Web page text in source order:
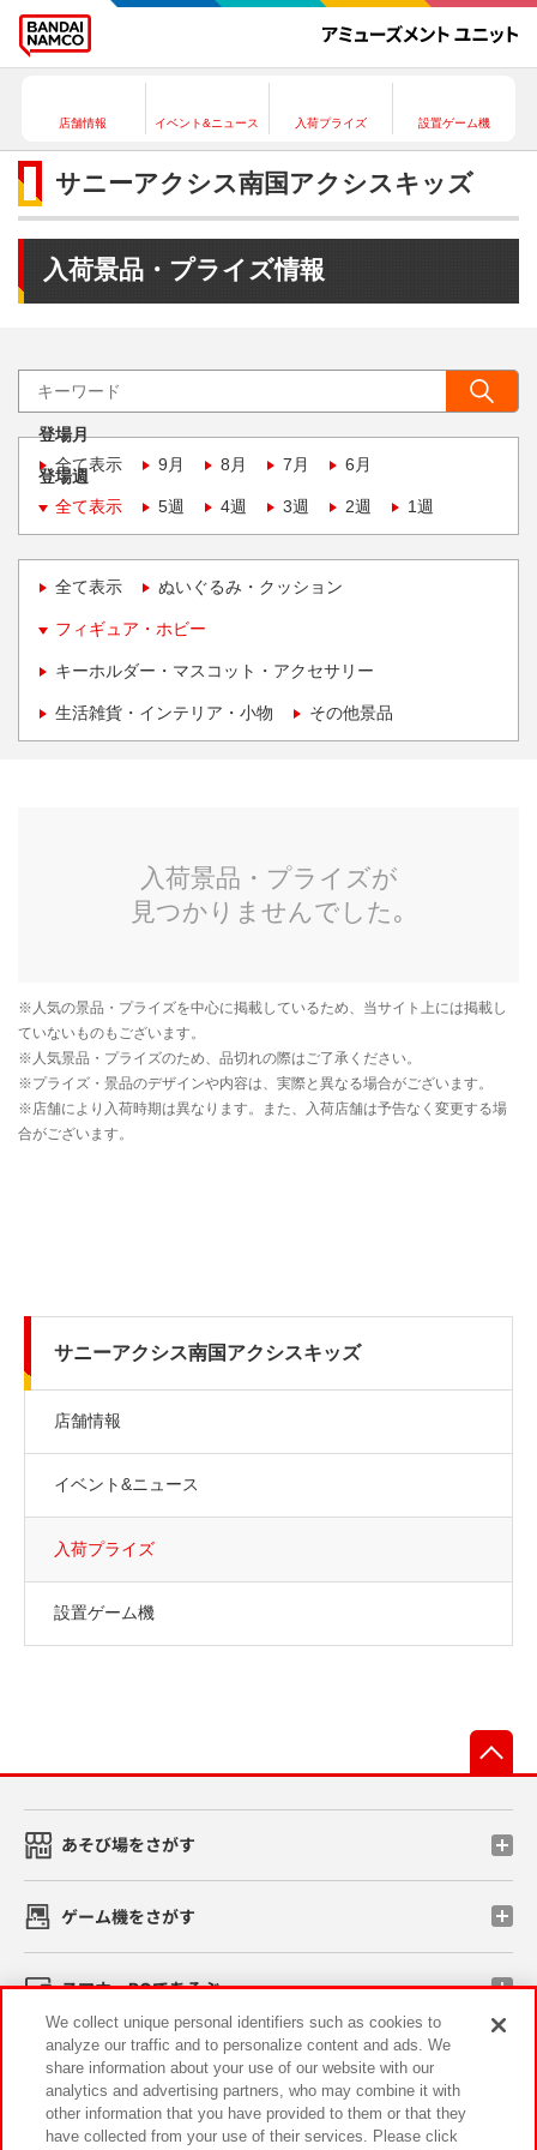
店舗情報 イベント&ニュース 入荷プライズ 設置ゲーム機
サニーアクシス南国アクシスキッズ
入荷景品・プライズ情報
登場月
全て表示
9月 8月 7月 6月
登場週
全て表示
5週 4週 3週 2週 1週
全て表示 ぬいぐるみ・クッション
フィギュア・ホビー
キーホルダー・マスコット・アクセサリー
生活雑貨・インテリア・小物 その他景品
サニーアクシス南国アクシスキッズ
店舗情報
イベント&ニュース
入荷プライズ
設置ゲーム機
あそび場をさがす
ゲーム機をさがす
スマホ・PCであそぶ
イベント・キャンペーン
We collect unique personal identifiers such as cookies to
analyze our traffic and to personalize content and ads. We
share information about your use of our website with our
analytics and advertising partners, who may combine it with
other information that you have provided to them or that they
have collected from your use of their services. Please click